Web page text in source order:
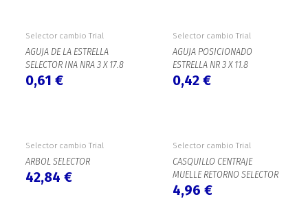
Selector cambio Trial
AGUJA DE LA ESTRELLA
SELECTOR INA NRA 3 X 17.8
0,61 €
Selector cambio Trial
AGUJA POSICIONADO
ESTRELLA NR 3 X 11.8
0,42 €
Selector cambio Trial
ARBOL SELECTOR
42,84 €
Selector cambio Trial
CASQUILLO CENTRAJE
MUELLE RETORNO SELECTOR
4,96 €